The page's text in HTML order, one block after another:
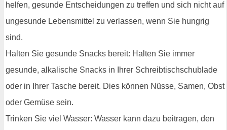
helfen, gesunde Entscheidungen zu treffen und sich nicht auf
ungesunde Lebensmittel zu verlassen, wenn Sie hungrig
sind.
Halten Sie gesunde Snacks bereit: Halten Sie immer
gesunde, alkalische Snacks in Ihrer Schreibtischschublade
oder in Ihrer Tasche bereit. Dies können Nüsse, Samen, Obst
oder Gemüse sein.
Trinken Sie viel Wasser: Wasser kann dazu beitragen, den